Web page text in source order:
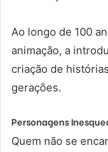
Ao longo de 100
animação, a
criação de
gerações.
Personagens
Quem não se